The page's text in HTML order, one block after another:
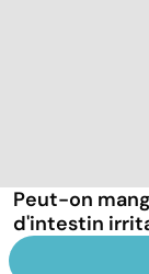
Peut-on
d'intestin